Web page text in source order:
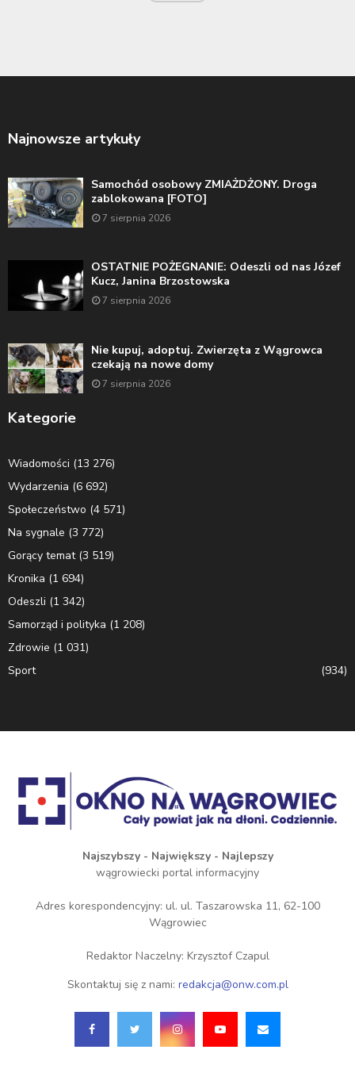
Najnowsze artykuły
Samochód osobowy ZMIAŻDŻONY. Droga
zablokowana [FOTO]
7 sierpnia 2026
OSTATNIE POŻEGNANIE: Odeszli od nas Józef
Kucz, Janina Brzostowska
7 sierpnia 2026
Nie kupuj, adoptuj. Zwierzęta z Wągrowca
czekają na nowe domy
7 sierpnia 2026
Kategorie
Wiadomości (13 276)
Wydarzenia (6 692)
Społeczeństwo (4 571)
Na sygnale (3 772)
Gorący temat(3 519)
Kronika (1 694)
Odeszli (1 342)
Samorząd i polityka (1 208)
Zdrowie (1 031)
Sport
(934)
Najszybszy - Największy - Najlepszy
wągrowiecki portal informacyjny
Adres korespondencyjny: ul. ul. Taszarowska 11, 62-100
Wągrowiec
Redaktor Naczelny: Krzysztof Czapul
Skontaktuj się z nami: redakcja@onw.com.pl